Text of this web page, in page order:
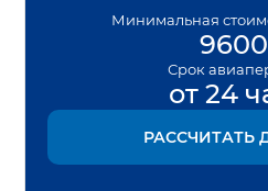
Минимальная
9600
Срок
от 24
РАССЧИТАТЬ